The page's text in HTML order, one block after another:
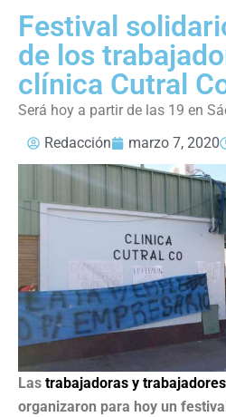
Festival
de los
clínica Cutral
Será hoy a partir de las 19 en
Redacción
marzo 7, 2020
Las trabajadoras y
organizaron para hoy un